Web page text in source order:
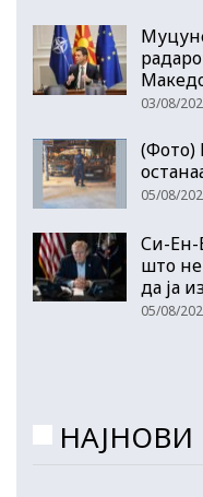
03/08/
(Фото)
05/08/
Си-Ен-
што
да ја
05/08/
НАЈНОВИ